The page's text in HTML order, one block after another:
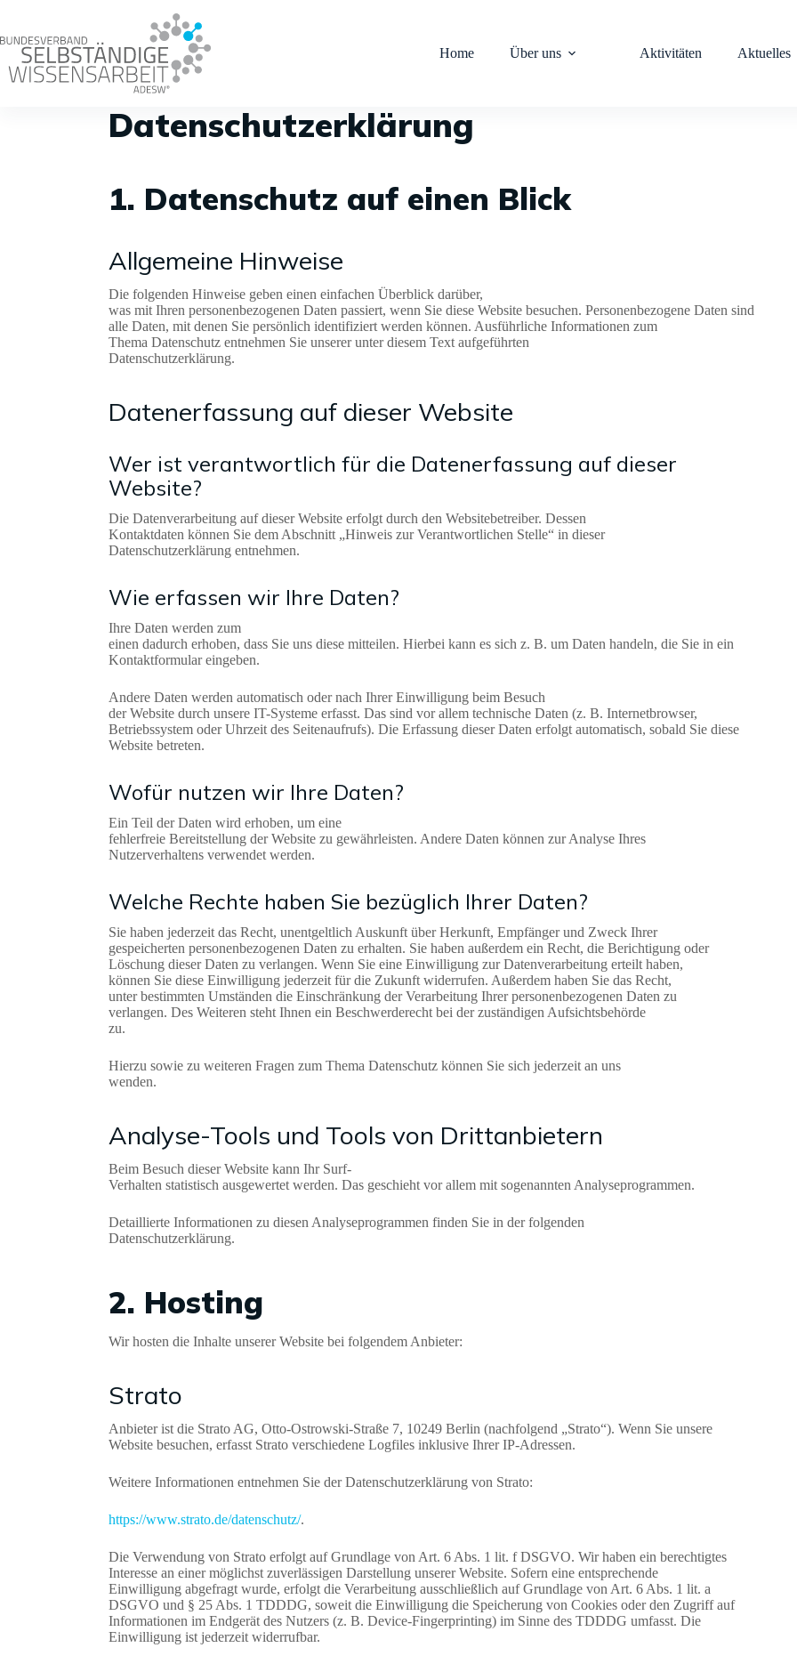
springen
Home
Über uns Aktivitäten Aktuelles
Datenschutz­erklärung
1. Datenschutz auf einen Blick
Allgemeine Hinweise
Die folgenden Hinweise geben einen einfachen Überblick darüber,
was mit Ihren personenbezogenen Daten passiert, wenn Sie diese Website besuchen. Personenbezogene Daten sind
alle Daten, mit denen Sie persönlich identifiziert werden können. Ausführliche Informationen zum
Thema Datenschutz entnehmen Sie unserer unter diesem Text aufgeführten
Datenschutzerklärung.
Datenerfassung auf dieser Website
Wer ist verantwortlich für die Datenerfassung auf dieser
Website?
Die Datenverarbeitung auf dieser Website erfolgt durch den Websitebetreiber. Dessen
Kontaktdaten können Sie dem Abschnitt „Hinweis zur Verantwortlichen Stelle“ in dieser
Datenschutzerklärung entnehmen.
Wie erfassen wir Ihre Daten?
Ihre Daten werden zum
einen dadurch erhoben, dass Sie uns diese mitteilen. Hierbei kann es sich z. B. um Daten handeln, die Sie in ein
Kontaktformular eingeben.
Andere Daten werden automatisch oder nach Ihrer Einwilligung beim Besuch
der Website durch unsere IT-Systeme erfasst. Das sind vor allem technische Daten (z. B. Internetbrowser,
Betriebssystem oder Uhrzeit des Seitenaufrufs). Die Erfassung dieser Daten erfolgt automatisch, sobald Sie diese
Website betreten.
Wofür nutzen wir Ihre Daten?
Ein Teil der Daten wird erhoben, um eine
fehlerfreie Bereitstellung der Website zu gewährleisten. Andere Daten können zur Analyse Ihres
Nutzerverhaltens verwendet werden.
Welche Rechte haben Sie bezüglich Ihrer Daten?
Sie haben jederzeit das Recht, unentgeltlich Auskunft über Herkunft, Empfänger und Zweck Ihrer
gespeicherten personenbezogenen Daten zu erhalten. Sie haben außerdem ein Recht, die Berichtigung oder
Löschung dieser Daten zu verlangen. Wenn Sie eine Einwilligung zur Datenverarbeitung erteilt haben,
können Sie diese Einwilligung jederzeit für die Zukunft widerrufen. Außerdem haben Sie das Recht,
unter bestimmten Umständen die Einschränkung der Verarbeitung Ihrer personenbezogenen Daten zu
verlangen. Des Weiteren steht Ihnen ein Beschwerderecht bei der zuständigen Aufsichtsbehörde
zu.
Hierzu sowie zu weiteren Fragen zum Thema Datenschutz können Sie sich jederzeit an uns
wenden.
Analyse-Tools und Tools von Dritt­anbietern
Beim Besuch dieser Website kann Ihr Surf-
Verhalten statistisch ausgewertet werden. Das geschieht vor allem mit sogenannten Analyseprogrammen.
Detaillierte Informationen zu diesen Analyseprogrammen finden Sie in der folgenden
Datenschutzerklärung.
2. Hosting
Wir hosten die Inhalte unserer Website bei folgendem Anbieter:
Strato
Anbieter ist die Strato AG, Otto-Ostrowski-Straße 7, 10249 Berlin (nachfolgend „Strato“). Wenn Sie unsere
Website besuchen, erfasst Strato verschiedene Logfiles inklusive Ihrer IP-Adressen.
Weitere Informationen entnehmen Sie der Datenschutzerklärung von Strato:
https://www.strato.de/datenschutz/.
Die Verwendung von Strato erfolgt auf Grundlage von Art. 6 Abs. 1 lit. f DSGVO. Wir haben ein berechtigtes
Interesse an einer möglichst zuverlässigen Darstellung unserer Website. Sofern eine entsprechende
Einwilligung abgefragt wurde, erfolgt die Verarbeitung ausschließlich auf Grundlage von Art. 6 Abs. 1 lit. a
DSGVO und § 25 Abs. 1 TDDDG, soweit die Einwilligung die Speicherung von Cookies oder den Zugriff auf
Informationen im Endgerät des Nutzers (z. B. Device-Fingerprinting) im Sinne des TDDDG umfasst. Die
Einwilligung ist jederzeit widerrufbar.